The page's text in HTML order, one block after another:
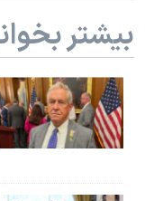
بیشتر